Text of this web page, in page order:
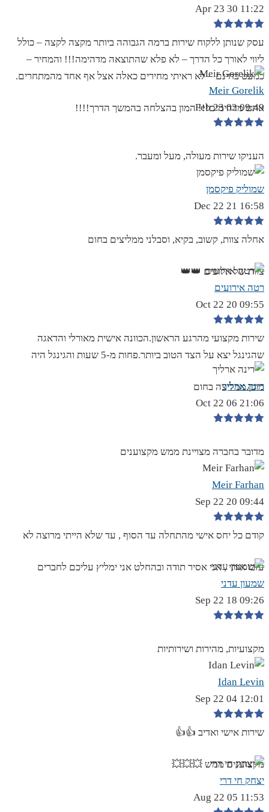
11:22 30 Apr 23
עסק שנותן ללקוח שירות ברמה הגבוהה ביותר מקצה לקצה – כולל
ליווי לאורך כל הדרך – לא פלא שהתוצאה מדהימה!!! והמחיר –
כמעט בחינם – לא ראיתי מחירים כאלה אצל אף אחד מהמתחרים.
אתם מדהימים!!! המון בהצלחה בהמשך הדרך!!!!
Meir Gorelik
09:49 02 Feb 23
העניקו שירות מעולה, מעל ומעבר.
שמוליק פיקסמן
16:58 21 Dec 22
אחלה צוות, קשוב, בקיא, וסבלני ממליצים בחום
צוות של אלופים 👑👑
רטה אירועים
09:55 20 Oct 22
שירות מקצועי מהרגע הראשון.הכוונה אישית מאורלי והדאגה
שהגינגל יצא על הצד הטוב ביותר.פחות מ-5 שעות והגינגל היה
מוכן.ממליצה בחום
רינה ארליך
21:06 06 Oct 22
מדובר בחברה מצויינת ממש מקצוענים
Meir Farhan
09:44 20 Sep 22
קודם כל יחס אישי מהתחלה עד הסוף , עד שלא הייתי מרוצה לא
עזבו אותי , אני אסיר תודה ובהחלט אני ימליץ עליכם לחברים
שמעון עדני
09:26 18 Sep 22
מקצועיות, מהירות ושירותיות
Idan Levin
12:01 04 Sep 22
שירות אישי ואדיב 👍👍
מקצוענים ממש 💥💥💥
יצחק חי דרי
11:53 05 Aug 22